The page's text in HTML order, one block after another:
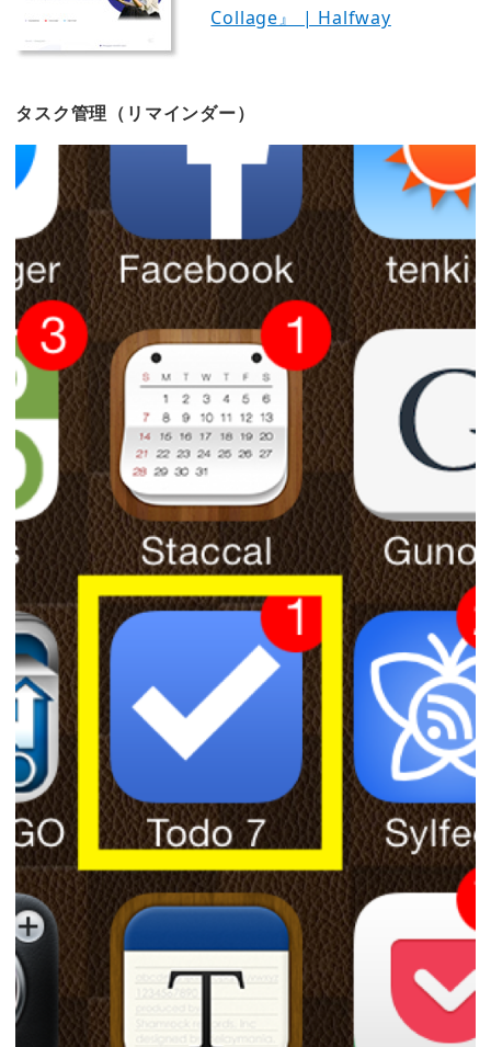
Collage』 | Halfway
タスク管理（リマインダー）